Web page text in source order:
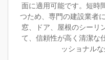
面に適用可能です。短時
つため、専門の建設業者
窓、ドア、屋根のシーリ
て、信頼性が高く清潔な
ッショナル